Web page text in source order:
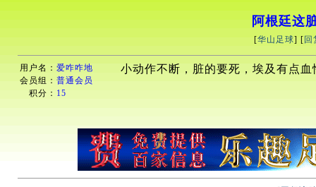
阿根廷这
[华山足球] [ 回
用户名： 爱咋咋地
会员组： 普通会员
积分： 15
小动作不断，脏的要死，埃及有点